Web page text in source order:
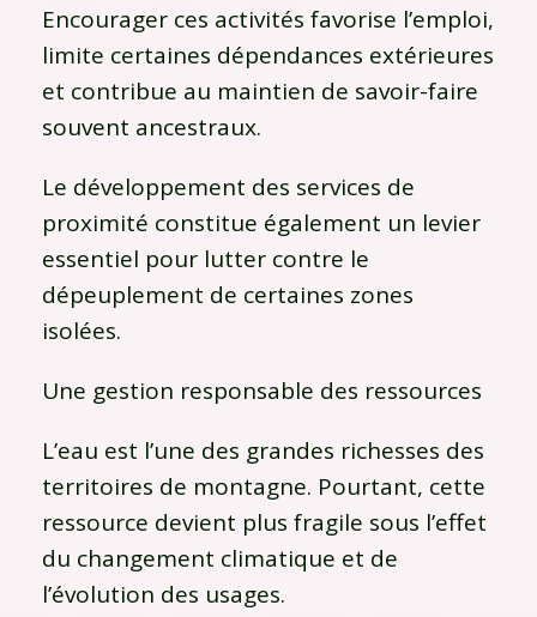
Encourager ces activités favorise l’emploi,
limite certaines dépendances extérieures
et contribue au maintien de savoir-faire
souvent ancestraux.
Le développement des services de
proximité constitue également un levier
essentiel pour lutter contre le
dépeuplement de certaines zones
isolées.
Une gestion responsable des ressources
L’eau est l’une des grandes richesses des
territoires de montagne. Pourtant, cette
ressource devient plus fragile sous l’effet
du changement climatique et de
l’évolution des usages.